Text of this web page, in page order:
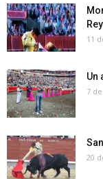
11
Un
7
20